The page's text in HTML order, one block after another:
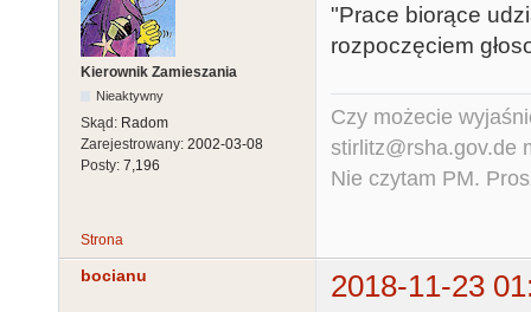
Kierownik Zamieszania
Nieaktywny
Skąd: Radom
Zarejestrowany: 2002-03-08
Posty: 7,196
"Prace biorące
rozpoczęciem
Czy możecie
stirlitz@rsha.gov.de
Nie czytam PM.
Strona
bocianu 2018-11-23